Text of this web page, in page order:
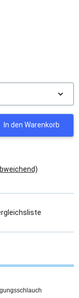
In den Warenkorb